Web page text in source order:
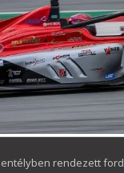
rendezett